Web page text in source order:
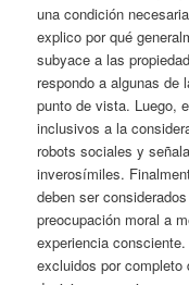
una condición
explico por qué
subyace a las
respondo a algunas de
punto de vista. Luego,
inclusivos a la
robots sociales y
inverosímiles.
deben ser
preocupación moral a
experiencia
excluidos por completo